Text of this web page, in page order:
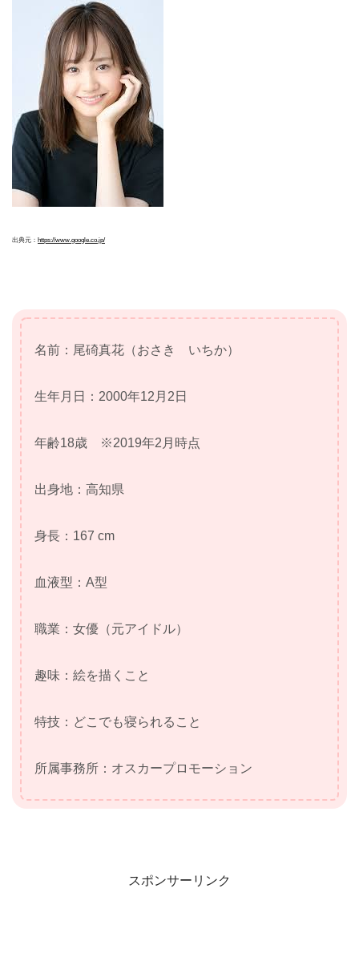
出典元： https://www.google.co.jp/
名前：尾碕真花（おさき いちか）
生年月日：2000年12月2日
年齢18歳 ※2019年2月時点
出身地：高知県
身長：167 cm
血液型：A型
職業：女優（元アイドル）
趣味：絵を描くこと
特技：どこでも寝られること
所属事務所：オスカープロモーション
スポンサーリンク